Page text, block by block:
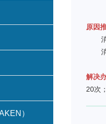
原因
解决
20次
）